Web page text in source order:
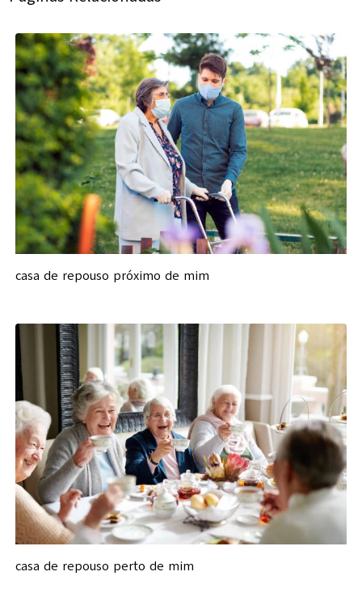
casa de repouso próximo de mim
casa de repouso perto de mim